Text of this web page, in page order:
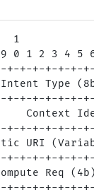
1
0 1 2 3 4 5
+-+-+-+-+-+-
Type
+-+-+-+-+-+-
+-+-+-+-+-+-
URI
+-+-+-+-+-+-
Req
+-+-+-+-+-+-